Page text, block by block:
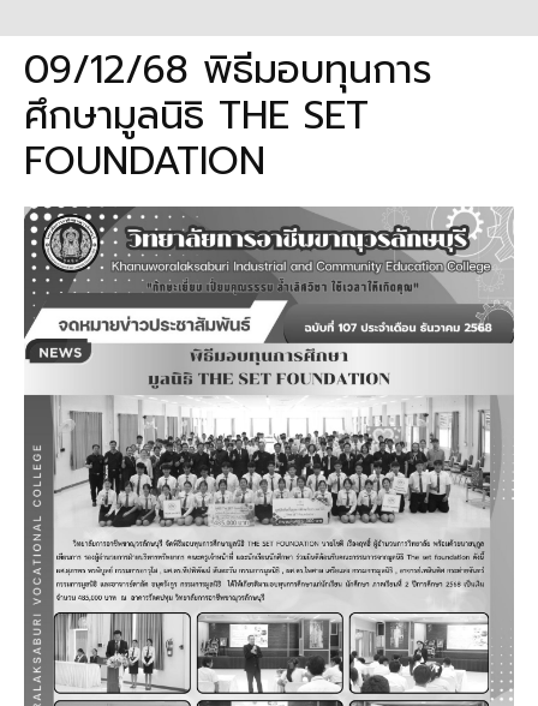
09/12/68 พิธีมอบทุนการ
ศึกษามูลนิธิ THE SET
FOUNDATION